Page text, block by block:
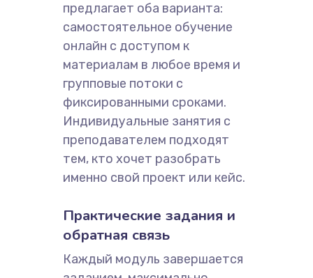
предлагает оба варианта:
самостоятельное обучение
онлайн с доступом к
материалам в любое время и
групповые потоки с
фиксированными сроками.
Индивидуальные занятия с
преподавателем подходят
тем, кто хочет разобрать
именно свой проект или кейс.
Практические задания и
обратная связь
Каждый модуль завершается